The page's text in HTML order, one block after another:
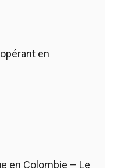
en
en Colombie – Le